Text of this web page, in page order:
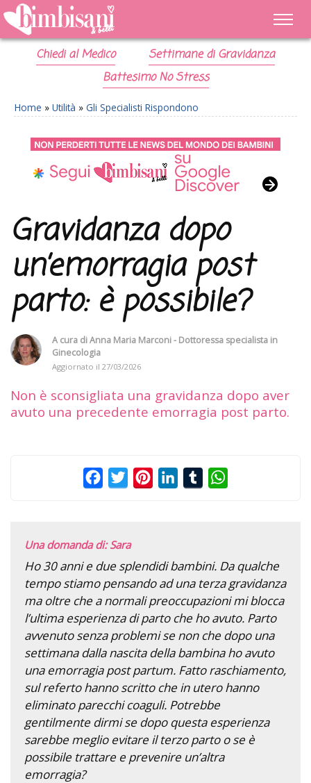
Chiedi al Medico
Settimane di Gravidanza
Battesimo No Stress
Home » Utilità » Gli Specialisti Rispondono
Gravidanza dopo
un’emorragia post
parto: è possibile?
A cura diAnna Maria Marconi - Dottoressa specialista in
Ginecologia
Aggiornato il 27/03/2026
Non è sconsigliata una gravidanza dopo aver
avuto una precedente emorragia post parto.
FacebookTwitterPinterestLinkedInTumblr
Una domanda di: Sara
Ho 30 anni e due splendidi bambini. Da qualche
tempo stiamo pensando ad una terza gravidanza
ma oltre che a normali preoccupazioni mi blocca
l’ultima esperienza di parto che ho avuto. Parto
avvenuto senza problemi se non che dopo una
settimana dalla nascita della bambina ho avuto
una emorragia post partum. Fatto raschiamento,
sul referto hanno scritto che in utero hanno
eliminato parecchi coaguli. Potrebbe
gentilmente dirmi se dopo questa esperienza
sarebbe meglio evitare il terzo parto o se è
possibile trattare e prevenire un’altra
emorragia?